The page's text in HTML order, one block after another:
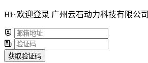
Hi~欢迎登录 广州云石动力科技有限公司
获取验证码